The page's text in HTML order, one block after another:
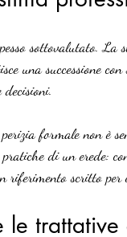
sottovalutato. La
una successione
formale non è
di un erede:
riferimento scritto
le